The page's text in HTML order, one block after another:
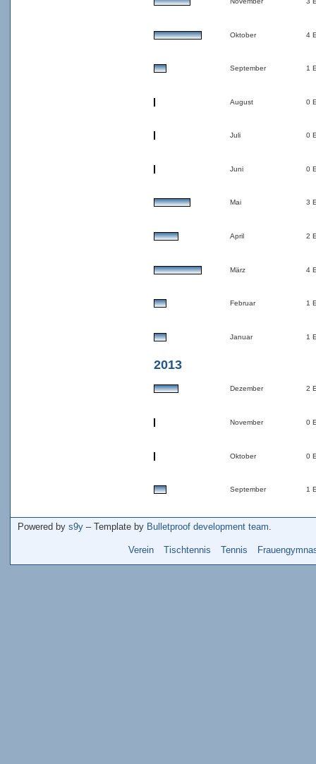
Oktober 4
September 1
August 0
Juli 0
Juni 0
Mai 3
April 2
März 4
Februar 1
Januar 1
2013
Dezember 2
November 0
Oktober 0
September 1
Powered by s9y – Template by Bulletproof development team.
Verein Tischtennis Tennis